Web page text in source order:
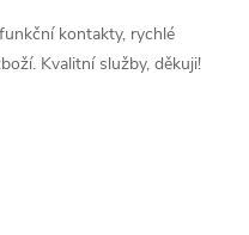
kontakty, rychlé
Kvalitní služby, děkuji!